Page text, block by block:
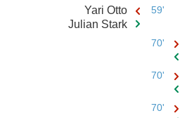
Yari Otto
Julian Stark
59'
70'
70'
70'